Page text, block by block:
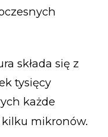
składa się z
tysięcy
każde
mikronów.